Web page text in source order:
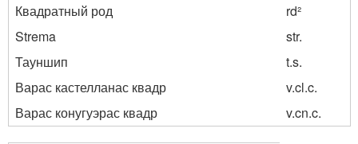
Квадратный род
rd²
Strema
str.
Тауншип
t.s.
Варас кастелланас квадр
v.cl.c.
Варас конугуэрас квадр
v.cn.c.